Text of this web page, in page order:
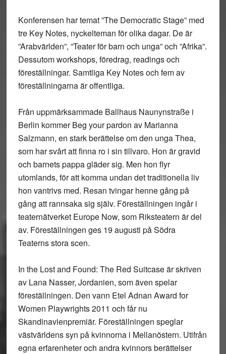
Konferensen har temat ”The Democratic Stage” med
tre Key Notes, nyckelteman för olika dagar. De är
”Arabvärlden”, ”Teater för barn och unga” och ”Afrika”.
Dessutom workshops, föredrag, readings och
föreställningar. Samtliga Key Notes och fem av
föreställningarna är offentliga.
Från uppmärksammade Ballhaus Naunynstraße i
Berlin kommer Beg your pardon av Marianna
Salzmann, en stark berättelse om den unga Thea,
som har svårt att finna ro i sin tillvaro. Hon är gravid
och barnets pappa gläder sig. Men hon flyr
utomlands, för att komma undan det traditionella liv
hon vantrivs med. Resan tvingar henne gång på
gång att rannsaka sig själv. Föreställningen ingår i
teaternätverket Europe Now, som Riksteatern är del
av. Föreställningen ges 19 augusti på Södra
Teaterns stora scen.
In the Lost and Found: The Red Suitcase är skriven
av Lana Nasser, Jordanien, som även spelar
föreställningen. Den vann Etel Adnan Award for
Women Playwrights 2011 och får nu
Skandinavienpremiär. Föreställningen speglar
västvärldens syn på kvinnorna i Mellanöstern. Utifrån
egna erfarenheter och andra kvinnors berättelser